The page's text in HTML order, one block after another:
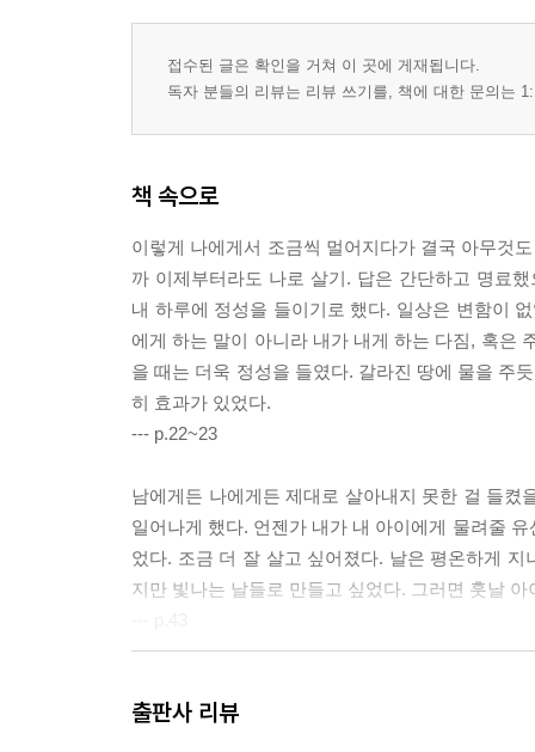
접수된 글은 확인을 거쳐 이 곳에 게재됩니다.
독자 분들의 리뷰는 리뷰 쓰기를, 책에 대한 문의는
책 속으로
이렇게 나에게서 조금씩 멀어지다가 결국 아무것
까 이제부터라도 나로 살기. 답은 간단하고 명료
내 하루에 정성을 들이기로 했다. 일상은 변함이
에게 하는 말이 아니라 내가 내게 하는 다짐, 혹은
을 때는 더욱 정성을 들였다. 갈라진 땅에 물을 주
히 효과가 있었다.
--- p.22~23
남에게든 나에게든 제대로 살아내지 못한 걸 들
일어나게 했다. 언젠가 내가 내 아이에게 물려줄
었다. 조금 더 잘 살고 싶어졌다. 날은 평온하게
지만 빛나는 날들로 만들고 싶었다. 그러면 훗날
앞에서 복잡하고 피곤해질 때마다 지금 이것들이
출판사 리뷰